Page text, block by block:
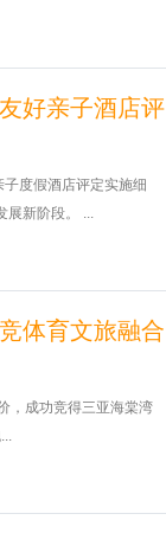
好亲子酒店评
度假酒店评定实施细
展新阶段。 ...
体育文旅融合
，成功竞得三亚海棠湾